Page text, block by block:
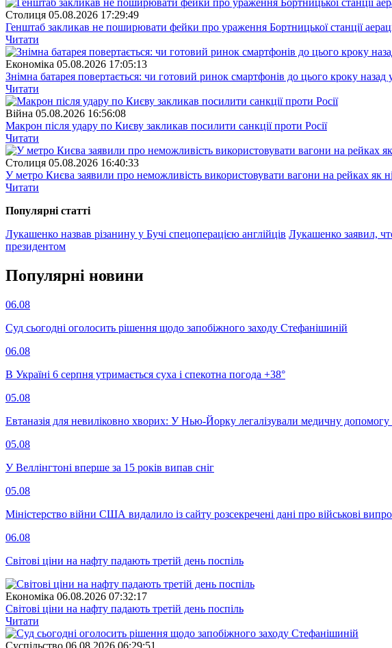
Столиця 05.08.2026 17:29:49
Генштаб закликав не поширювати фейки про ураження Бортницької станції
Читати
Економіка 05.08.2026 17:05:13
Знімна батарея повертається: чи готовий ринок смартфонів до цього кроку назад
Читати
Війна 05.08.2026 16:56:08
Макрон після удару по Києву закликав посилити санкції проти Росії
Читати
Столиця 05.08.2026 16:40:33
У метро Києва заявили про неможливість використовувати вагони на рейках як
Читати
Популярнi статтi
Лукашенко назвав різанину у Бучі спецоперацією англійців Лукашенко заявил,
президентом
Популярнi новини
06.08
Суд сьогодні оголосить рішення щодо запобіжного заходу Стефанішиній
06.08
В Україні 6 серпня утримається суха і спекотна погода +38°
05.08
Евтаназія для невиліковно хворих: У Нью-Йорку легалізували медичну допомогу
05.08
У Веллінгтоні вперше за 15 років випав сніг
05.08
Міністерство війни США видалило із сайту розсекречені дані про військові
06.08
Світові ціни на нафту падають третій день поспіль
Економіка 06.08.2026 07:32:17
Світові ціни на нафту падають третій день поспіль
Читати
Суспiльство 06.08.2026 06:29:51